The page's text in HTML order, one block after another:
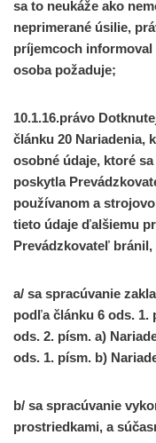
sa to neukáže ako
neprimerané úsilie,
príjemcoch
osoba požaduje;
10.1.16.právo
článku 20 Nariadenia,
osobné údaje, ktoré
poskytla
používanom a
tieto údaje ďalšiemu
Prevádzkovateľ bránil,
a/ sa spracúvanie
podľa článku 6 ods. 1.
ods. 2. písm. a)
ods. 1. písm. b)
b/ sa spracúvanie
prostriedkami, a